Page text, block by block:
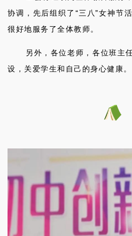
协调，先后组织了“三八”女神节
很好地服务了全体教师。
另外，各位老师，各位班主
设，关爱学生和自己的身心健康。